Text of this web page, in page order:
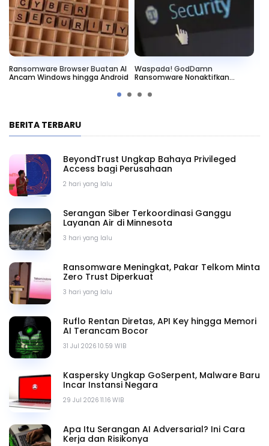
Ransomware Browser Buatan AI
Ancam Windows hingga Android
Waspada! GodDamn
Ransomware Nonaktifkan
BERITA TERBARU
2 hari yang lalu
BeyondTrust Ungkap Bahaya Privileged
Access bagi Perusahaan
3 hari yang lalu
Serangan Siber Terkoordinasi Ganggu
Layanan Air di Minnesota
3 hari yang lalu
Ransomware Meningkat, Pakar Telkom Minta
Zero Trust Diperkuat
31 Jul 2026 10.59 WIB
Ruflo Rentan Diretas, API Key hingga Memori
AI Terancam Bocor
29 Jul 2026 11.16 WIB
Kaspersky Ungkap GoSerpent, Malware Baru
Incar Instansi Negara
Apa Itu Serangan AI Adversarial? Ini Cara
Kerja dan Risikonya